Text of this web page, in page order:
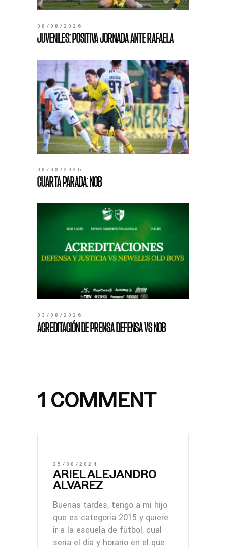
08/08/2026
JUVENILES: POSITIVA JORNADA ANTE RAFAELA
08/08/2026
CUARTA PARADA: NOB
03/08/2026
ACREDITACIÓN DE PRENSA DEFENSA VS NOB
1 COMMENT
25/08/2024
ARIEL ALEJANDRO
ALVAREZ
Buenas tardes, tengo a mi hijo
que es categoría 2015 y quiere
ir a la escuela de fútbol, cual
seria el día y horario en el que